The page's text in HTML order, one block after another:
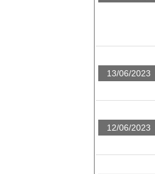
13/06/2023
12/06/2023